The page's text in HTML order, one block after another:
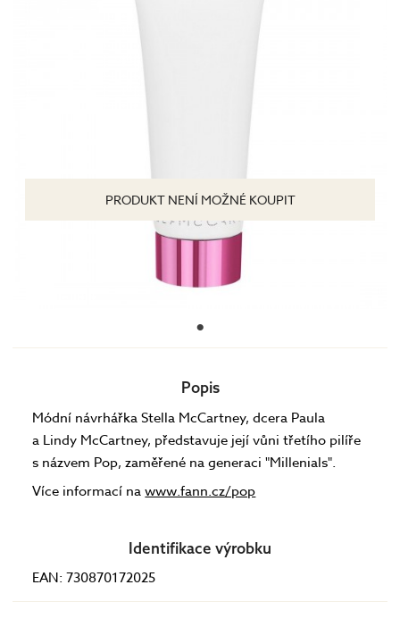
PRODUKT NENÍ MOŽNÉ KOUPIT
Popis
Módní návrhářka Stella McCartney, dcera Paula
a Lindy McCartney, představuje její vůni třetího pilíře
s názvem Pop, zaměřené na generaci "Millenials".
Více informací nawww.fann.cz/pop
Identifikace výrobku
EAN: 730870172025